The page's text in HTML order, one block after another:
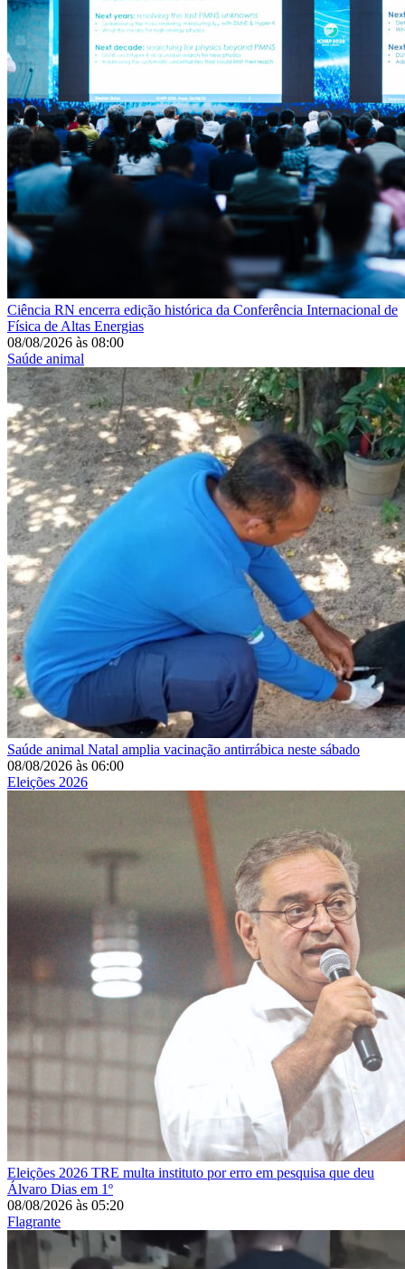
Ciência RN encerra edição histórica da Conferência Internacional de
Física de Altas Energias
08/08/2026 às 08:00
Saúde animal
Saúde animal Natal amplia vacinação antirrábica neste sábado
08/08/2026 às 06:00
Eleições 2026
Eleições 2026 TRE multa instituto por erro em pesquisa que deu
Álvaro Dias em 1º
08/08/2026 às 05:20
Flagrante